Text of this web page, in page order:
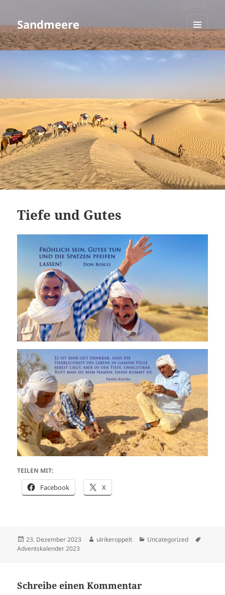
Sandmeere
MENÜ
UND
Tiefe und Gutes
TEILEN MIT:
Facebook X
Veröffentlicht
am
23. Dezember 2023 Autor
ulrikeroppelt Kategorien
Uncategorized
Adventskalender 2023
Schreibe einen Kommentar